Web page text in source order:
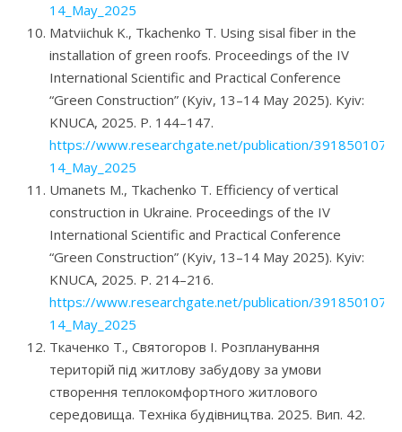
14_May_2025
Matviichuk K., Tkachenko T. Using sisal fiber in the
installation of green roofs. Proceedings of the IV
International Scientific and Practical Conference
“Green Construction” (Kyiv, 13–14 May 2025). Kyiv:
KNUCA, 2025. P. 144–147.
https://www.researchgate.net/publication/
14_May_2025
Umanets M., Tkachenko T. Efficiency of vertical
construction in Ukraine. Proceedings of the IV
International Scientific and Practical Conference
“Green Construction” (Kyiv, 13–14 May 2025). Kyiv:
KNUCA, 2025. P. 214–216.
https://www.researchgate.net/publication/
14_May_2025
Ткаченко Т., Святогоров І. Розпланування
територій під житлову забудову за умови
створення теплокомфортного житлового
середовища. Техніка будівництва. 2025. Вип. 42.